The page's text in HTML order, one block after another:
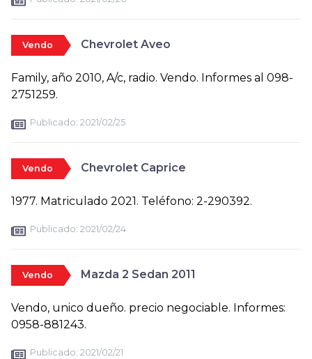
Vendo Chevrolet Aveo
Family, año 2010, A/c, radio. Vendo. Informes al 098-
2751259.
Publicado: 2021/02/25
Vendo Chevrolet Caprice
1977. Matriculado 2021. Teléfono: 2-290392.
Publicado: 2021/02/24
Vendo Mazda 2 Sedan 2011
Vendo, unico dueño. precio negociable. Informes:
0958-881243.
Publicado: 2021/02/21